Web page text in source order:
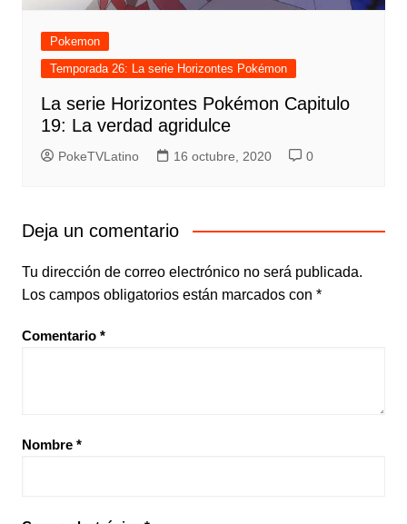
Pokemon
Temporada 26: La serie Horizontes Pokémon
La serie Horizontes Pokémon Capitulo
19: La verdad agridulce
PokeTVLatino 16 octubre, 2020 0
Deja un comentario
Tu dirección de correo electrónico no será publicada.
Los campos obligatorios están marcados con *
Comentario *
Nombre *